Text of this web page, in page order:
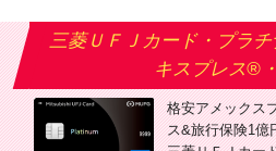
三菱ＵＦＪカード・プラ
キスプレス®
格安アメックス
ス&旅行保険1億